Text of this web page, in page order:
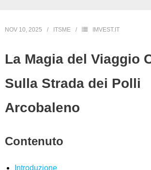
NOV 10, 2025 ITSME IMVEST.IT
La Magia del Viaggio
Sulla Strada dei Polli
Arcobaleno
Contenuto
Introduzione